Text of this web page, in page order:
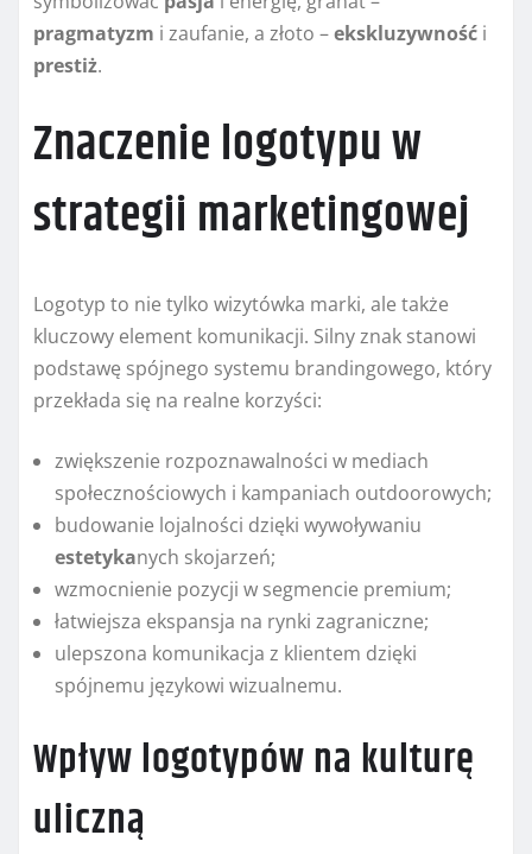
pragmatyzm i zaufanie, a złoto –ekskluzywność i
prestiż.
Znaczenie logotypu w
strategii marketingowej
Logotyp to nie tylko wizytówka marki, ale także
kluczowy element komunikacji. Silny znak stanowi
podstawę spójnego systemu brandingowego, który
przekłada się na realne korzyści:
zwiększenie rozpoznawalności w mediach
społecznościowych i kampaniach outdoorowych;
budowanie lojalności dzięki wywoływaniu
estetykanych skojarzeń;
wzmocnienie pozycji w segmencie premium;
łatwiejsza ekspansja na rynki zagraniczne;
ulepszona komunikacja z klientem dzięki
spójnemu językowi wizualnemu.
Wpływ logotypów na kulturę
uliczną